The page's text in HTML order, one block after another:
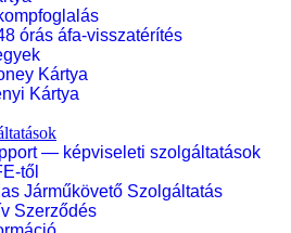
órás áfa-visszatérítés
Kártya
Kártya
— képviseleti szolgáltatások
től
Járműkövető Szolgáltatás
Szerződés